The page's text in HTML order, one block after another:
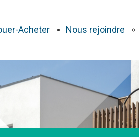
Acheter Nous rejoindre